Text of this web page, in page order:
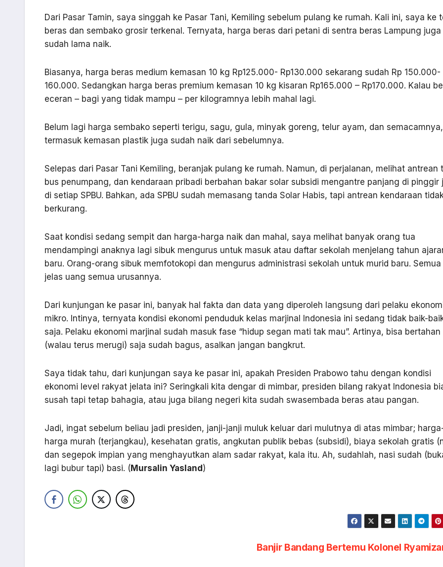
Dari Pasar Tamin, saya singgah ke Pasar Tani, Kemiling sebelum pulang ke rumah. Kali ini, saya ke
beras dan sembako grosir terkenal. Ternyata, harga beras dari petani di sentra beras Lampung juga
sudah lama naik.
Biasanya, harga beras medium kemasan 10 kg Rp125.000- Rp130.000 sekarang sudah Rp 150.000-
160.000. Sedangkan harga beras premium kemasan 10 kg kisaran Rp165.000 – Rp170.000. Kalau
eceran – bagi yang tidak mampu – per kilogramnya lebih mahal lagi.
Belum lagi harga sembako seperti terigu, sagu, gula, minyak goreng, telur ayam, dan semacamnya,
termasuk kemasan plastik juga sudah naik dari sebelumnya.
Selepas dari Pasar Tani Kemiling, beranjak pulang ke rumah. Namun, di perjalanan, melihat antrean
bus penumpang, dan kendaraan pribadi berbahan bakar solar subsidi mengantre panjang di pinggir
di setiap SPBU. Bahkan, ada SPBU sudah memasang tanda Solar Habis, tapi antrean kendaraan
berkurang.
Saat kondisi sedang sempit dan harga-harga naik dan mahal, saya melihat banyak orang tua
mendampingi anaknya lagi sibuk mengurus untuk masuk atau daftar sekolah menjelang tahun
baru. Orang-orang sibuk memfotokopi dan mengurus administrasi sekolah untuk murid baru. Semua
jelas uang semua urusannya.
Dari kunjungan ke pasar ini, banyak hal fakta dan data yang diperoleh langsung dari pelaku
mikro. Intinya, ternyata kondisi ekonomi penduduk kelas marjinal Indonesia ini sedang tidak baik-
saja. Pelaku ekonomi marjinal sudah masuk fase “hidup segan mati tak mau”. Artinya, bisa bertahan
(walau terus merugi) saja sudah bagus, asalkan jangan bangkrut.
Saya tidak tahu, dari kunjungan saya ke pasar ini, apakah Presiden Prabowo tahu dengan kondisi
ekonomi level rakyat jelata ini? Seringkali kita dengar di mimbar, presiden bilang rakyat Indonesia
susah tapi tetap bahagia, atau juga bilang negeri kita sudah swasembada beras atau pangan.
Jadi, ingat sebelum beliau jadi presiden, janji-janji muluk keluar dari mulutnya di atas mimbar;
harga murah (terjangkau), kesehatan gratis, angkutan publik bebas (subsidi), biaya sekolah gratis
dan segepok impian yang menghayutkan alam sadar rakyat, kala itu. Ah, sudahlah, nasi sudah
lagi bubur tapi) basi. (Mursalin Yasland)
Banjir Bandang Bertemu Kolonel